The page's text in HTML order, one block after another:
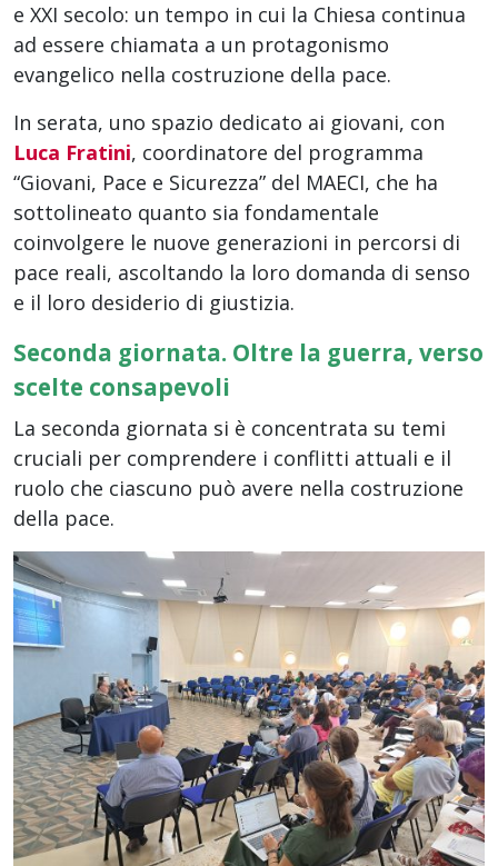
e XXI secolo: un tempo in cui la Chiesa continua
ad essere chiamata a un protagonismo
evangelico nella costruzione della pace.
In serata, uno spazio dedicato ai giovani, con
Luca Fratini, coordinatore del programma
“Giovani, Pace e Sicurezza” del MAECI, che ha
sottolineato quanto sia fondamentale
coinvolgere le nuove generazioni in percorsi di
pace reali, ascoltando la loro domanda di senso
e il loro desiderio di giustizia.
Seconda giornata. Oltre la guerra, verso
scelte consapevoli
La seconda giornata si è concentrata su temi
cruciali per comprendere i conflitti attuali e il
ruolo che ciascuno può avere nella costruzione
della pace.